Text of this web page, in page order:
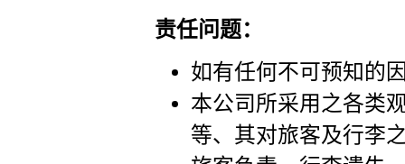
责任问题：
如有任何不可预知的
本公司所采用之各类
等、其对旅客及行李